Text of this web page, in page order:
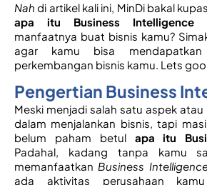
Nah
apa itu Business Intelligence
manfaatnya buat bisnis kamu?
agar kamu bisa
perkembangan bisnis kamu. Lets
Pengertian Business
Meski menjadi salah satu aspek
dalam menjalankan bisnis, tapi
belum paham betul
Padahal, kadang tanpa kamu
memanfaatkan Business
ada aktivitas perusahaan